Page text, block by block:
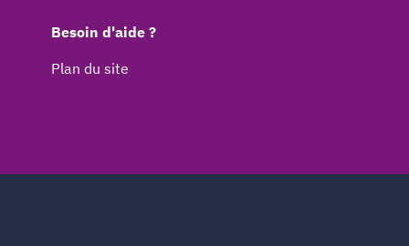
Besoin d'aide ?
Plan du site